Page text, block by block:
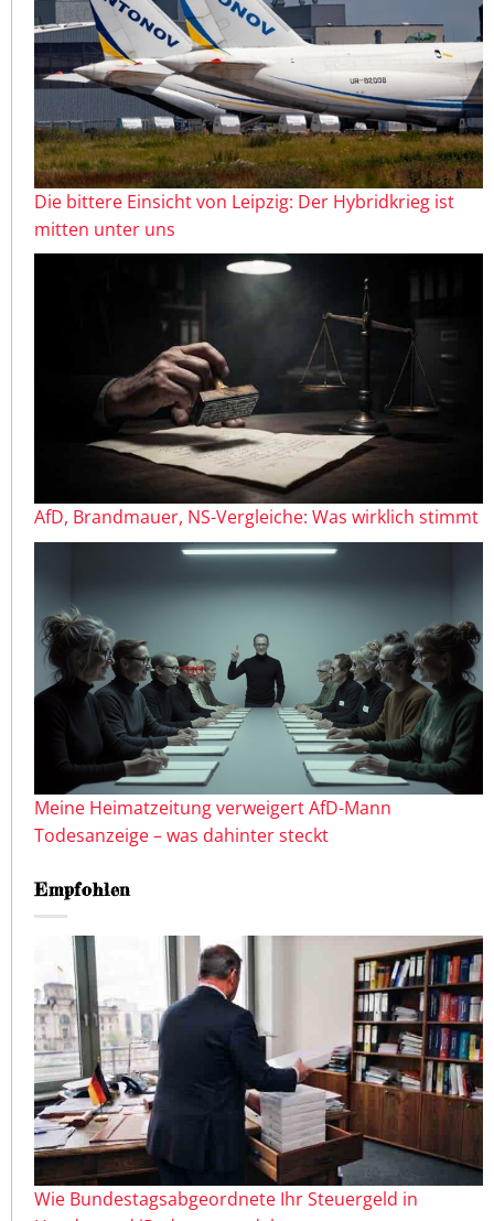
Die bittere Einsicht von Leipzig: Der Hybridkrieg ist
mitten unter uns
AfD, Brandmauer, NS-Vergleiche: Was wirklich stimmt
Meine Heimatzeitung verweigert AfD-Mann
Todesanzeige – was dahinter steckt
Empfohlen
Wie Bundestagsabgeordnete Ihr Steuergeld in